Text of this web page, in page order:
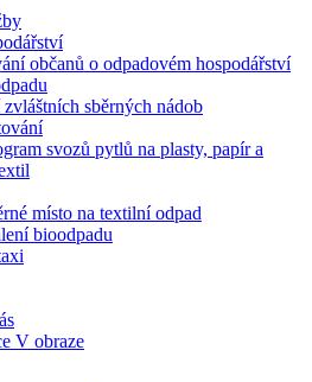
občanů o odpadovém hospodářství
sběrných nádob
svozů pytlů na plasty, papír a
místo na textilní odpad
bioodpadu
V obraze